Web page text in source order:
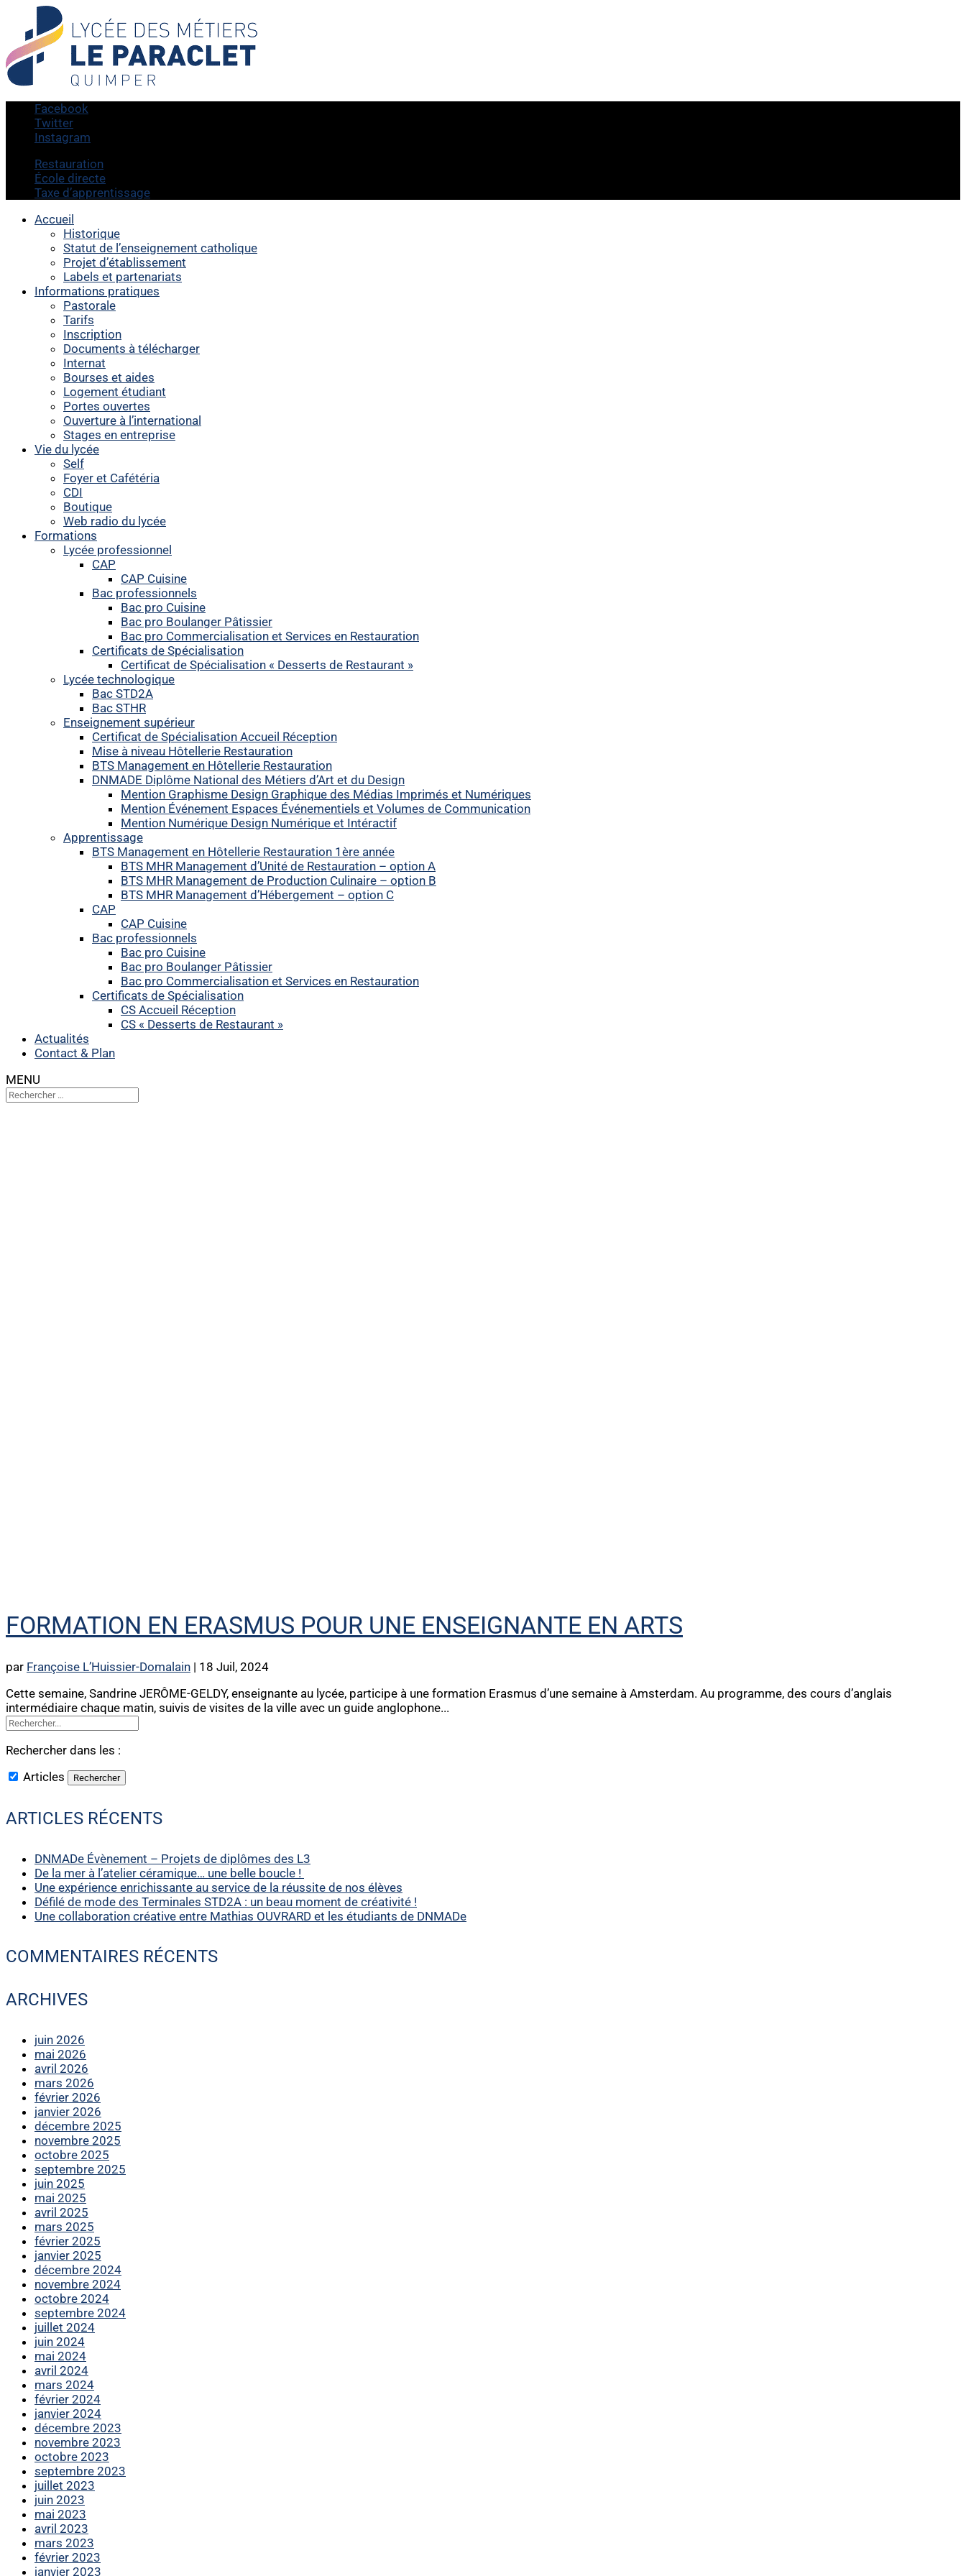
Facebook
Twitter
Instagram
Restauration
École directe
Taxe d’apprentissage
Accueil
Historique
Statut de l’enseignement catholique
Projet d’établissement
Labels et partenariats
Informations pratiques
Pastorale
Tarifs
Inscription
Documents à télécharger
Internat
Bourses et aides
Logement étudiant
Portes ouvertes
Ouverture à l’international
Stages en entreprise
Vie du lycée
Self
Foyer et Cafétéria
CDI
Boutique
Web radio du lycée
Formations
Lycée professionnel
CAP
CAP Cuisine
Bac professionnels
Bac pro Cuisine
Bac pro Boulanger Pâtissier
Bac pro Commercialisation et Services en Restauration
Certificats de Spécialisation
Certificat de Spécialisation « Desserts de Restaurant »
Lycée technologique
Bac STD2A
Bac STHR
Enseignement supérieur
Certificat de Spécialisation Accueil Réception
Mise à niveau Hôtellerie Restauration
BTS Management en Hôtellerie Restauration
DNMADE Diplôme National des Métiers d’Art et du Design
Mention Graphisme Design Graphique des Médias Imprimés et Numériques
Mention Événement Espaces Événementiels et Volumes de Communication
Mention Numérique Design Numérique et Intéractif
Apprentissage
BTS Management en Hôtellerie Restauration 1ère année
BTS MHR Management d’Unité de Restauration – option A
BTS MHR Management de Production Culinaire – option B
BTS MHR Management d’Hébergement – option C
CAP
CAP Cuisine
Bac professionnels
Bac pro Cuisine
Bac pro Boulanger Pâtissier
Bac pro Commercialisation et Services en Restauration
Certificats de Spécialisation
CS Accueil Réception
CS « Desserts de Restaurant »
Actualités
Contact & Plan
MENU
FORMATION EN ERASMUS POUR UNE ENSEIGNANTE EN ARTS
par Françoise L’Huissier-Domalain | 18 Juil, 2024
Cette semaine, Sandrine JERÔME-GELDY, enseignante au lycée, participe à une formation Erasmus d’une semaine à Amsterdam. Au programme, des cours d’anglais
intermédiaire chaque matin, suivis de visites de la ville avec un guide anglophone...
Rechercher dans les :
Articles
ARTICLES RÉCENTS
DNMADe Évènement – Projets de diplômes des L3
De la mer à l’atelier céramique… une belle boucle !
Une expérience enrichissante au service de la réussite de nos élèves
Défilé de mode des Terminales STD2A : un beau moment de créativité !
Une collaboration créative entre Mathias OUVRARD et les étudiants de DNMADe
COMMENTAIRES RÉCENTS
ARCHIVES
juin 2026
mai 2026
avril 2026
mars 2026
février 2026
janvier 2026
décembre 2025
novembre 2025
octobre 2025
septembre 2025
juin 2025
mai 2025
avril 2025
mars 2025
février 2025
janvier 2025
décembre 2024
novembre 2024
octobre 2024
septembre 2024
juillet 2024
juin 2024
mai 2024
avril 2024
mars 2024
février 2024
janvier 2024
décembre 2023
novembre 2023
octobre 2023
septembre 2023
juillet 2023
juin 2023
mai 2023
avril 2023
mars 2023
février 2023
janvier 2023